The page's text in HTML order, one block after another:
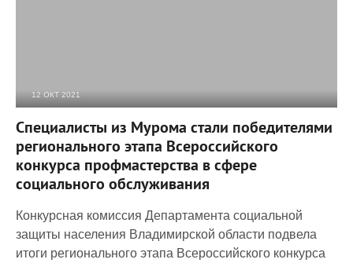
12 ОКТ 2021
Специалисты из Мурома стали победителями
регионального этапа Всероссийского
конкурса профмастерства в сфере
социального обслуживания
Конкурсная комиссия Департамента социальной
защиты населения Владимирской области подвела
итоги регионального этапа Всероссийского конкурса